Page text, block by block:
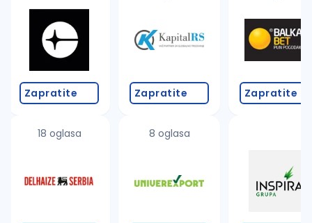
Zapratite
18 oglasa
Zapratite
8 oglasa
Zapratite